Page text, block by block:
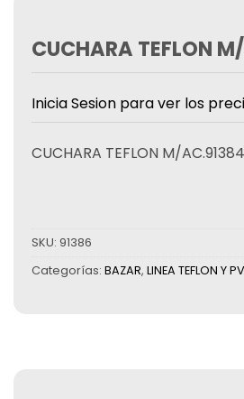
CUCHARA TEFLON
Inicia Sesion para ver los
CUCHARA TEFLON M/
SKU: 91386
Categorías: BAZAR, LINEA TEFLON Y